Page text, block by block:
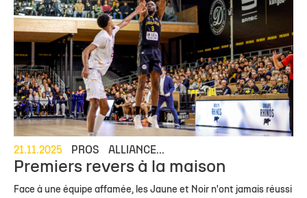
21.11.2025 PROS ALLIANCE...
Premiers revers à la maison
Face à une équipe affamée, les Jaune et Noir n'ont jamais réussi